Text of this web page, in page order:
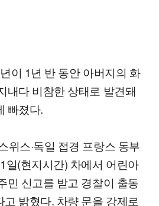
이 1년 반 동안 아버지의 화
내다 비참한 상태로 발견돼
빠졌다.
위스·독일 접경 프랑스 동부
일(현지시간) 차에서 어린아
민 신고를 받고 경찰이 출동
밝혔다. 차량 문을 강제로